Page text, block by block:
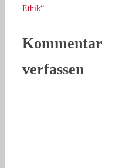
Ethik“
Kommentar
verfassen